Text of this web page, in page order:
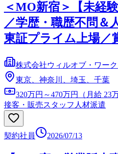
＜MO新宿＞【未経
／学歴・職歴不問＆
東証プライム上場／
株式会社ウィルオブ・ワーク
東京、神奈川、埼玉、千葉
320万円～470万円（月給 23
接客・販売スタッフ 人材派遣
契約社員 2026/07/13